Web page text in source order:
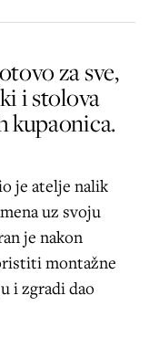
za sve,
i stolova
kupaonica.
je atelje nalik
uz svoju
je nakon
montažne
i zgradi dao